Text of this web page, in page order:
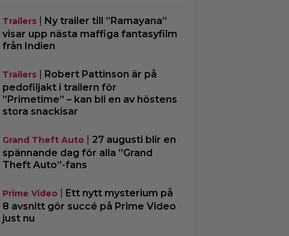
Trailers| Ny trailer till ”Ramayana”
visar upp nästa maffiga fantasyfilm
från Indien
Trailers| Robert Pattinson är på
pedofiljakt i trailern för
”Primetime” – kan bli en av höstens
stora snackisar
Grand Theft Auto
27 augusti blir en
spännande dag för alla ”Grand
Theft Auto”-fans
Prime Video
Ett nytt mysterium på
8 avsnitt gör succé på Prime Video
just nu